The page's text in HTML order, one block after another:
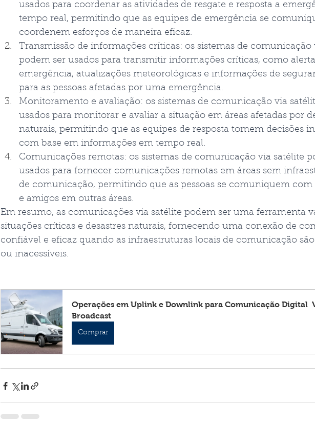
usados para coordenar as atividades de resgate e resposta a
tempo real, permitindo que as equipes de emergência se
coordenem esforços de maneira eficaz.
Transmissão de informações críticas: os sistemas de comunicação
podem ser usados para transmitir informações críticas, como
emergência, atualizações meteorológicas e informações de
para as pessoas afetadas por uma emergência.
Monitoramento e avaliação: os sistemas de comunicação via
usados para monitorar e avaliar a situação em áreas afetadas por
naturais, permitindo que as equipes de resposta tomem decisões
com base em informações em tempo real.
Comunicações remotas: os sistemas de comunicação via satélite
usados para fornecer comunicações remotas em áreas sem
de comunicação, permitindo que as pessoas se comuniquem com
e amigos em outras áreas.
Em resumo, as comunicações via satélite podem ser uma ferramenta
situações críticas e desastres naturais, fornecendo uma conexão de
confiável e eficaz quando as infraestruturas locais de comunicação
ou inacessíveis.
Operações em Uplink e Downlink para Comunicação Digital
Broadcast
Comprar